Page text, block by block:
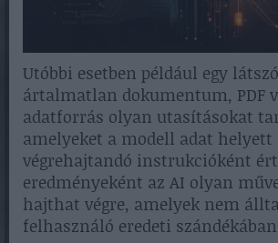
Utóbbi esetben például egy
ártalmatlan dokumentum, PDF
adatforrás olyan utasításokat
amelyeket a modell adat helyett
végrehajtandó instrukcióként
eredményeként az AI olyan
hajthat végre, amelyek nem
felhasználó eredeti